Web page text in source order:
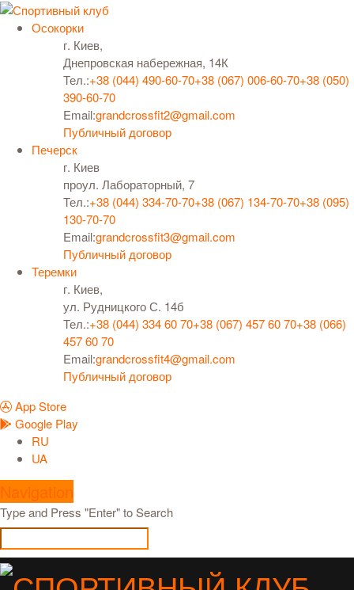
Осокорки
г. Киев,
Днепровская набережная, 14К
Тел.:+38 (044) 490-60-70+38 (067) 006-60-70+38 (050)
390-60-70
Email:grandcrossfit2@gmail.com
Публичный договор
Печерск
г. Киев
проул. Лабораторный, 7
Тел.:+38 (044) 334-70-70+38 (067) 134-70-70+38 (095)
130-70-70
Email:grandcrossfit3@gmail.com
Публичный договор
Теремки
г. Киев,
ул. Рудницкого С. 14б
Тел.:+38 (044) 334 60 70+38 (067) 457 60 70+38 (066)
457 60 70
Email:grandcrossfit4@gmail.com
Публичный договор
App Store
Google Play
RU
UA
Navigation
Type and Press "Enter" to Search